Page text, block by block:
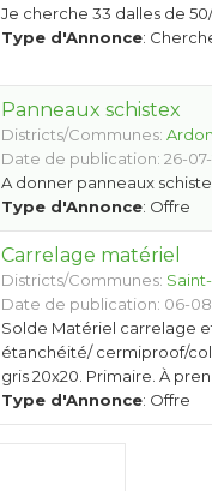
Je cherche 33 dalles de
Type d'Annonce:
Panneaux schistex
Districts/Communes:Ardon
Date de publication: 26-
A donner panneaux
Type d'Annonce: Offre
Carrelage matériel
Districts/Communes:
Date de publication: 06-
Solde Matériel carrelage
étanchéité/ cermiproof/
gris 20x20. Primaire. À
Type d'Annonce: Offre